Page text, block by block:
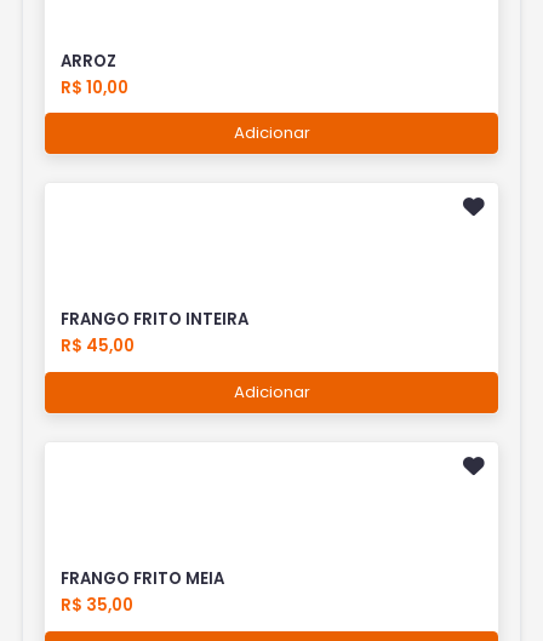
ARROZ
R$ 10,00
Adicionar
FRANGO FRITO INTEIRA
R$ 45,00
Adicionar
FRANGO FRITO MEIA
R$ 35,00